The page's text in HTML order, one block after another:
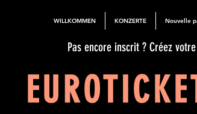
WILLKOMMEN KONZERTE Nouvelle
Pas encore inscrit ? Créez